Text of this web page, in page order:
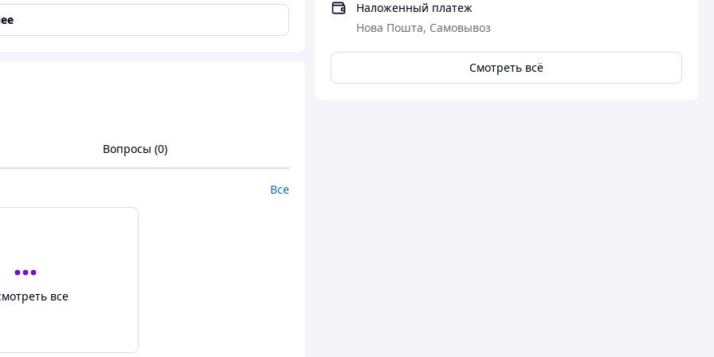
Наложенный платеж
Нова Пошта, Самовывоз
Смотреть всё
запобігаючи можливому
та підвищуючи безпеку маленького
її з кріслами, оснащеними системою isofix.
Вопросы (0)
Все
все